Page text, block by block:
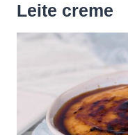
Leite creme